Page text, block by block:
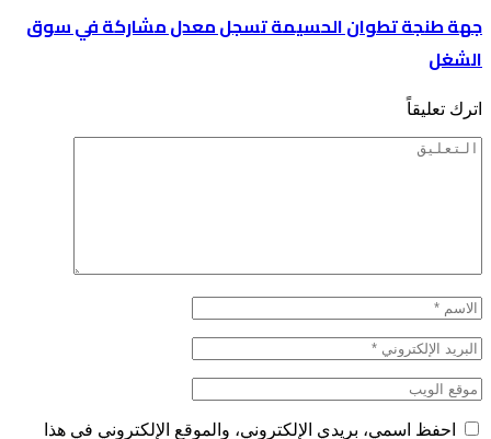
جهة طنجة تطوان الحسيمة تسجل معدل مشاركة في سوق
الشغل
اترك تعليقاً
احفظ اسمي، بريدي الإلكتروني، والموقع الإلكتروني في هذا